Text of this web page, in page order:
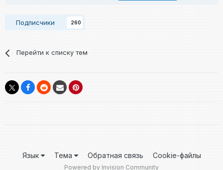
Подписчики 260
Перейти к списку тем
Язык Тема Обратная связь Cookie-файлы
Powered by Invision Community